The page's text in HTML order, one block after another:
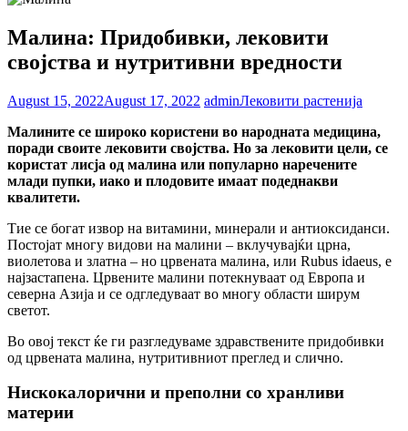
Малина: Придобивки, лековити
својства и нутритивни вредности
August 15, 2022August 17, 2022 adminЛековити растенија
Малините се широко користени во народната медицина,
поради своите лековити својства. Но за лековити цели, се
користат лисја од малина или популарно наречените
млади пупки, иако и плодовите имаат подеднакви
квалитети.
Тие се богат извор на витамини, минерали и антиоксиданси.
Постојат многу видови на малини – вклучувајќи црна,
виолетова и златна – но црвената малина, или Rubus idaeus, е
најзастапена. Црвените малини потекнуваат од Европа и
северна Азија и се одгледуваат во многу области ширум
светот.
Во овој текст ќе ги разгледуваме здравствените придобивки
од црвената малина, нутритивниот преглед и слично.
Нискокалорични и преполни со хранливи
материи